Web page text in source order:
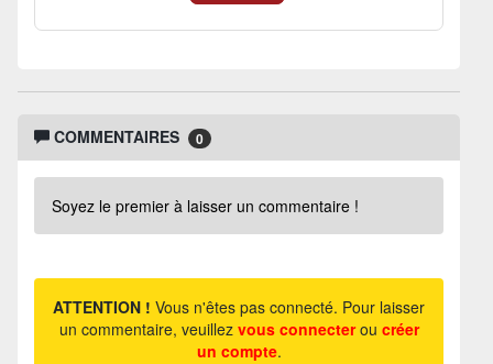
COMMENTAIRES 0
Soyez le premier à laisser un commentaire !
ATTENTION ! Vous n'êtes pas connecté. Pour laisser
un commentaire, veuillez vous connecterou créer
un compte.